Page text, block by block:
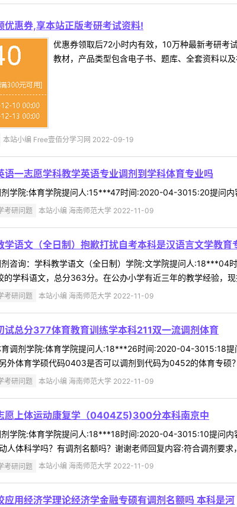
优惠券,享本站正版考研考试资料!
优惠券领取后72小时内有效，10万种最新考研考
教材，产品类型包含电子书、题库、全套资料以
本站小编 Free壹佰分学习网 2022-09-19
语一志愿学科教学英语专业调剂到学科体育专业吗
学院:体育学院提问人:15***47时间:2020-04-3015:20提问内
考研问题 本站小编 海南师范大学 2022-11-09
学语文（全日制）抱歉打扰自考本科是汉语言文学教育
咨询：学科教学语文（全日制）学院:文学院提问人
的学科语文，总分363分。在公办小学有近三年的教学经验，
考研问题 本站小编 海南师范大学 2022-11-09
试总分377体育教育训练学本科211双一流调剂体育
调剂学院:体育学院提问人:18***26时间:2020-04-3015:18提
外体育学硕代码0403是否可以调剂到代码为0452的体育专硕
考研问题 本站小编 海南师范大学 2022-11-09
愿上体运动康复学（0404Z5)300分本科南京中
学院:体育学院提问人:18***18时间:2020-04-3015:10提问
人体科学吗？有调剂名额吗？谢谢老师回复内容:符合调剂要求
考研问题 本站小编 海南师范大学 2022-11-09
应用经济学理论经济学金融专硕有调剂名额吗 本科是河